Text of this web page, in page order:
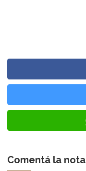
Comentá la nota